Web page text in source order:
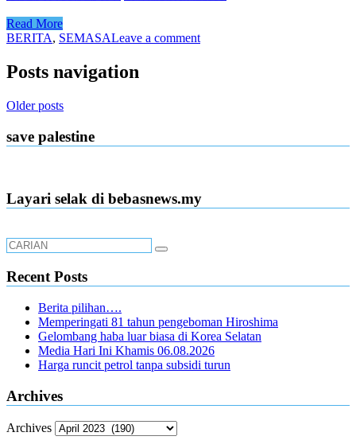
Read More
BERITA, SEMASALeave a comment
Posts navigation
Older posts
save palestine
Layari selak di bebasnews.my
Recent Posts
Berita pilihan….
Memperingati 81 tahun pengeboman Hiroshima
Gelombang haba luar biasa di Korea Selatan
Media Hari Ini Khamis 06.08.2026
Harga runcit petrol tanpa subsidi turun
Archives
Archives